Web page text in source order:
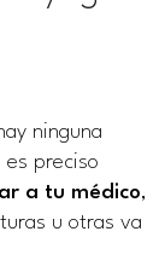
ninguna
es preciso
a tu médico,
u otras va